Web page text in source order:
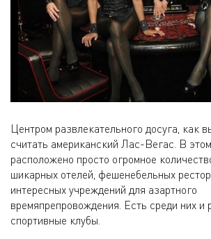
Центром развлекательного досуга, как
считать американский Лас-Вегас. В
расположено просто огромное
шикарных отелей, фешенебельных
интересных учреждений для азартного
времяпрепровождения. Есть среди них и
спортивные клубы.